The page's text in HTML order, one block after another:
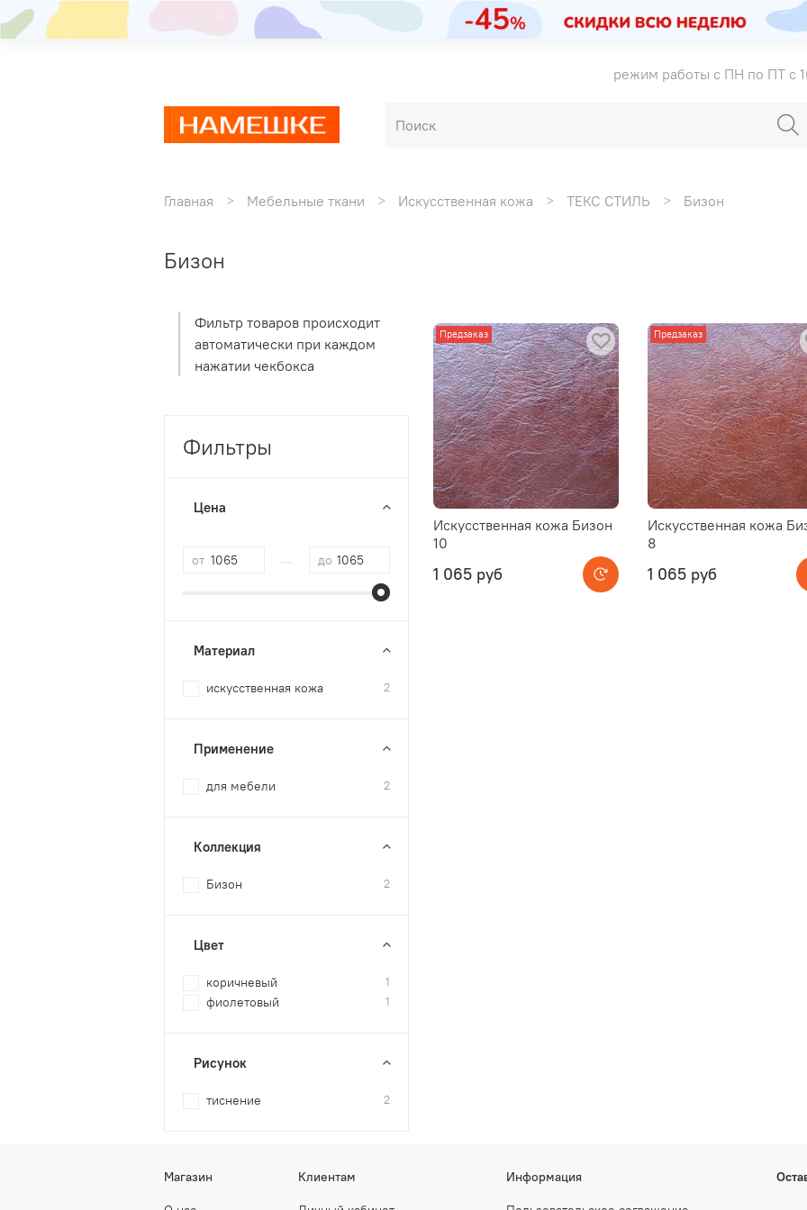
режим работы с ПН по ПТ с
Главная Мебельные ткани Искусственная кожа ТЕКС СТИЛЬ Бизон
Бизон
Предзаказ
Искусственная кожа Бизон
10
1 065 руб
Предзаказ
Искусственная кожа
8
1 065 руб
Фильтр товаров происходит
автоматически при каждом
нажатии чекбокса
Фильтры
Цена
от до
Материал
искусственная кожа 2
Применение
для мебели 2
Коллекция
Бизон 2
Цвет
коричневый 1
фиолетовый 1
Рисунок
тиснение 2
Магазин Клиентам Информация